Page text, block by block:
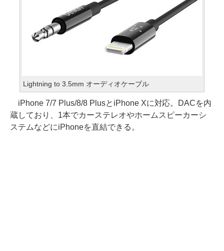
Lightning to 3.5mm オーディオケーブル
iPhone 7/7 Plus/8/8 PlusとiPhone Xに対応。DACを内
蔵しており、1本でカーステレオやホームスピーカーシ
ステムなどにiPhoneを直結できる。